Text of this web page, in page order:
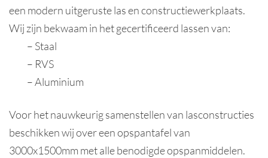
een modern uitgeruste las en constructiewerkplaats.
Wij zijn bekwaam in het gecertificeerd lassen van:
– Staal
– RVS
– Aluminium
Voor het nauwkeurig samenstellen van lasconstructies
beschikken wij over een opspantafel van
3000x1500mm met alle benodigde opspanmiddelen.